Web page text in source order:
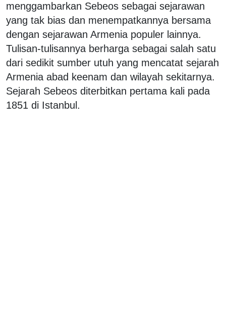
menggambarkan Sebeos sebagai sejarawan
yang tak bias dan menempatkannya bersama
dengan sejarawan Armenia populer lainnya.
Tulisan-tulisannya berharga sebagai salah satu
dari sedikit sumber utuh yang mencatat sejarah
Armenia abad keenam dan wilayah sekitarnya.
Sejarah Sebeos diterbitkan pertama kali pada
1851 di Istanbul.